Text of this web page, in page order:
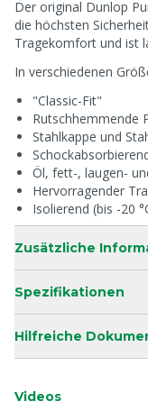
Der original Dunlop
die höchsten
Tragekomfort und ist
In verschiedenen
"Classic-Fit"
Rutschhemmende
Stahlkappe und
Öl, fett-, laugen-
Hervorragender
Isolierend (bis -20
Zusätzliche
Spezifikationen
Hilfreiche
Videos